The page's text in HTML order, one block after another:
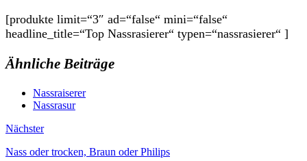
[produkte limit=“3″ ad=“false“ mini=“false“
headline_title=“Top Nassrasierer“ typen=“nassrasierer“ ]
Ähnliche Beiträge
Nassraiserer
Nassrasur
Nächster
Nass oder trocken, Braun oder Philips